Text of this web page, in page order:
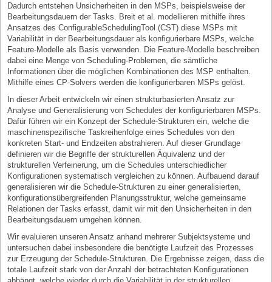
Dadurch entstehen Unsicherheiten in den MSPs, beispielsweise der
Bearbeitungsdauern der Tasks. Breit et al. modellieren mithilfe ihres
Ansatzes des ConfigurableSchedulingTool (CST) diese MSPs mit
Variabilität in der Bearbeitungsdauer als konfigurierbare MSPs, welche
Feature-Modelle als Basis verwenden. Die Feature-Modelle beschreiben
dabei eine Menge von Scheduling-Problemen, die sämtliche
Informationen über die möglichen Kombinationen des MSP enthalten.
Mithilfe eines CP-Solvers werden die konfigurierbaren MSPs gelöst.
In dieser Arbeit entwickeln wir einen strukturbasierten Ansatz zur
Analyse und Generalisierung von Schedules der konfigurierbaren MSPs.
Dafür führen wir ein Konzept der Schedule-Strukturen ein, welche die
maschinenspezifische Taskreihenfolge eines Schedules von den
konkreten Start- und Endzeiten abstrahieren. Auf dieser Grundlage
definieren wir die Begriffe der strukturellen Äquivalenz und der
strukturellen Verfeinerung, um die Schedules unterschiedlicher
Konfigurationen systematisch vergleichen zu können. Aufbauend darauf
generalisieren wir die Schedule-Strukturen zu einer generalisierten,
konfigurationsübergreifenden Planungsstruktur, welche gemeinsame
Relationen der Tasks erfasst, damit wir mit den Unsicherheiten in den
Bearbeitungsdauern umgehen können.
Wir evaluieren unseren Ansatz anhand mehrerer Subjektsysteme und
untersuchen dabei insbesondere die benötigte Laufzeit des Prozesses
zur Erzeugung der Schedule-Strukturen. Die Ergebnisse zeigen, dass die
totale Laufzeit stark von der Anzahl der betrachteten Konfigurationen